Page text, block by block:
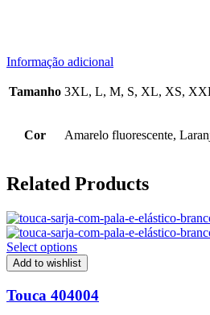
Informação adicional
Tamanho 3XL, L, M, S, XL, XS,
Cor Amarelo fluorescente,
Related Products
Select options
Add to wishlist
Touca 404004